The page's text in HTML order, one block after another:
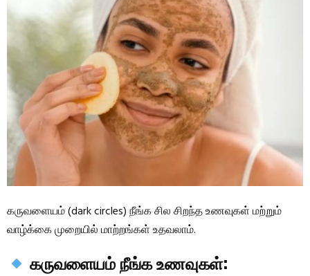
கருவளையம் (dark circles) நீங்க சில சிறந்த உணவுகள் மற்றும்
வாழ்க்கை முறையில் மாற்றங்கள் உதவலாம்.
கருவளையம் நீங்க உணவுகள்: